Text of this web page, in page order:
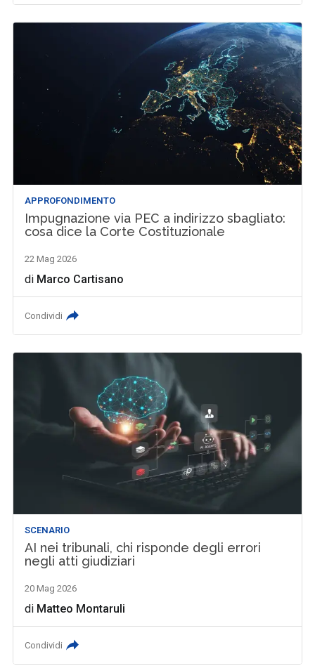
APPROFONDIMENTO
Impugnazione via PEC a indirizzo sbagliato:
cosa dice la Corte Costituzionale
22 Mag 2026
di Marco Cartisano
Condividi
SCENARIO
AI nei tribunali, chi risponde degli errori
negli atti giudiziari
20 Mag 2026
di Matteo Montaruli
Condividi